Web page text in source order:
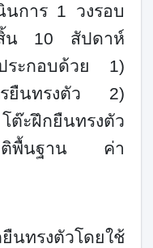
การ 1 วงรอบ
สิ้น 10 สัปดาห์
ประกอบด้วย 1)
รยืนทรงตัว 2)
ต๊ะฝึกยืนทรงตัว
ถิติพื้นฐาน ค่า
นทรงตัวโดยใช้